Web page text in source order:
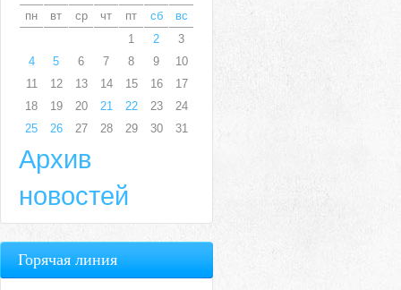
пн вт ср чт пт сб
вс
1
2
3
4
5 6 7 8 9
10
11
12 13 14 15 16
17
18
19 20 21 22 23
24
25
26 27 28 29 30 31
Архив
новостей
Горячая линия